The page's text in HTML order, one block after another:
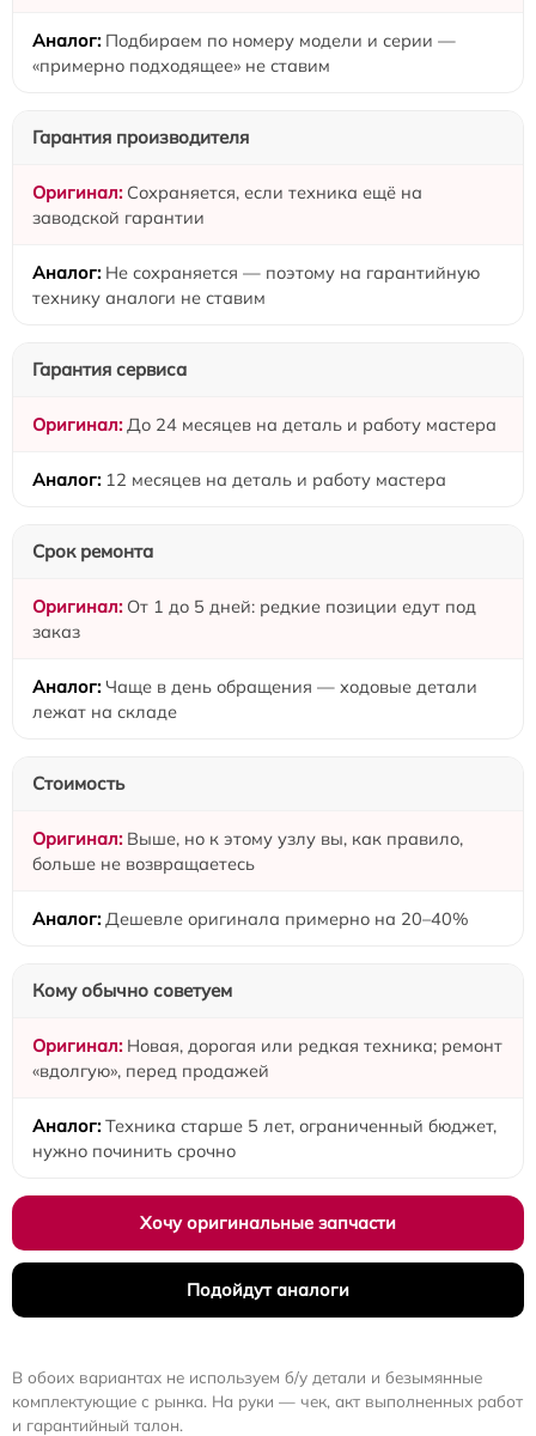
Подбираем по номеру модели и серии —
«примерно подходящее» не ставим
Гарантия производителя
Сохраняется, если техника ещё на
заводской гарантии
Не сохраняется — поэтому на гарантийную
технику аналоги не ставим
Гарантия сервиса
До 24 месяцев на деталь и работу мастера
12 месяцев на деталь и работу мастера
Срок ремонта
От 1 до 5 дней: редкие позиции едут под
заказ
Чаще в день обращения — ходовые детали
лежат на складе
Стоимость
Выше, но к этому узлу вы, как правило,
больше не возвращаетесь
Дешевле оригинала примерно на 20–40%
Кому обычно советуем
Новая, дорогая или редкая техника; ремонт
«вдолгую», перед продажей
Техника старше 5 лет, ограниченный бюджет,
нужно починить срочно
Хочу оригинальные запчасти
Подойдут аналоги
В обоих вариантах не используем б/у детали и безымянные
комплектующие с рынка. На руки — чек, акт выполненных работ
и гарантийный талон.